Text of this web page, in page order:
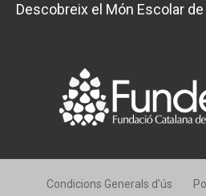
Descobreix el Món Escolar
Condicions Generals d’ús